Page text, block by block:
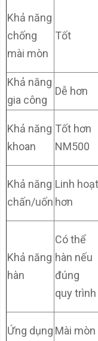
Khả năng
chống
mài mòn
Tốt
Khả năng
gia công
Dễ hơn
Khả năng
khoan
Tốt hơn
NM500
Khả năng
chấn/uốn
Linh hoạt
hơn
Khả năng
hàn
Có thể
hàn nếu
đúng
quy trình
Ứng dụng Mài mòn